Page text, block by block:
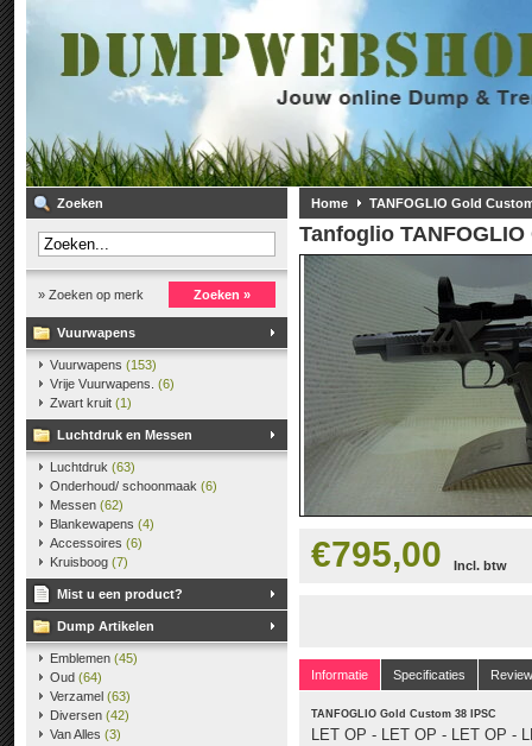
Zoeken
» Zoeken op merk Zoeken »
Vuurwapens
Vuurwapens (153)
Vrije Vuurwapens. (6)
Zwart kruit (1)
Luchtdruk en Messen
Luchtdruk (63)
Onderhoud/ schoonmaak (6)
Messen (62)
Blankewapens (4)
Accessoires (6)
Kruisboog (7)
Mist u een product?
Dump Artikelen
Emblemen (45)
Oud (64)
Verzamel (63)
Diversen (42)
Van Alles (3)
Home TANFOGLIO Gold
Tanfoglio
€795,00 Incl. btw
Informatie Specificaties
TANFOGLIO Gold Custom 38 IPSC
LET OP - LET OP - LET OP -